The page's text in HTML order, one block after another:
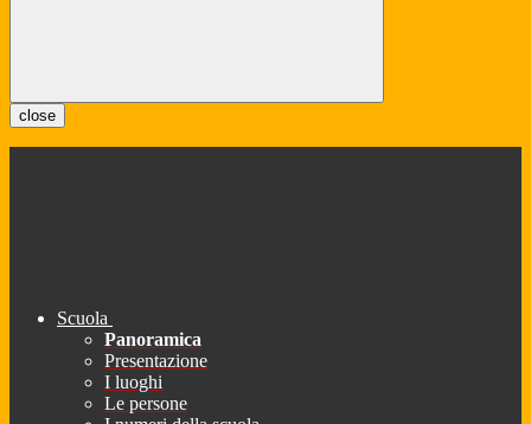
close
Scuola
Panoramica
Presentazione
I luoghi
Le persone